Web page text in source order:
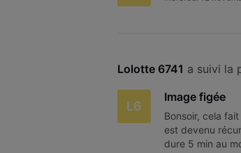
Lolotte 6741 a suivi la
L6
Image figée
Bonsoir, cela
est devenu
dure 5 min au